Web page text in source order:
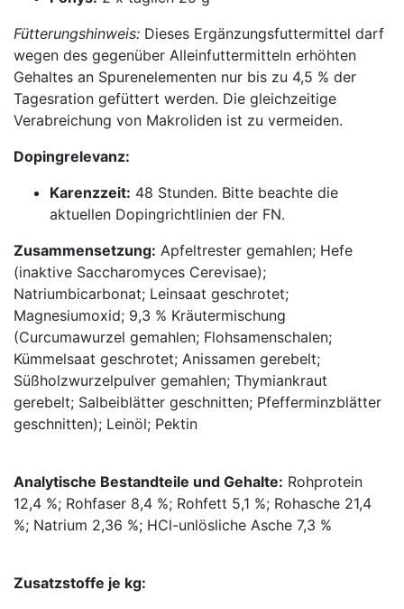
Fütterungshinweis: Dieses Ergänzungsfuttermittel darf
wegen des gegenüber Alleinfuttermitteln erhöhten
Gehaltes an Spurenelementen nur bis zu 4,5 % der
Tagesration gefüttert werden. Die gleichzeitige
Verabreichung von Makroliden ist zu vermeiden.
Dopingrelevanz:
Karenzzeit: 48 Stunden. Bitte beachte die
aktuellen Dopingrichtlinien der FN.
Zusammensetzung: Apfeltrester gemahlen; Hefe
(inaktive Saccharomyces Cerevisae);
Natriumbicarbonat; Leinsaat geschrotet;
Magnesiumoxid; 9,3 % Kräutermischung
(Curcumawurzel gemahlen; Flohsamenschalen;
Kümmelsaat geschrotet; Anissamen gerebelt;
Süßholzwurzelpulver gemahlen; Thymiankraut
gerebelt; Salbeiblätter geschnitten; Pfefferminzblätter
geschnitten); Leinöl; Pektin
Analytische Bestandteile und Gehalte: Rohprotein
12,4 %; Rohfaser 8,4 %; Rohfett 5,1 %; Rohasche 21,4
%; Natrium 2,36 %; HCl-unlösliche Asche 7,3 %
Zusatzstoffe je kg: